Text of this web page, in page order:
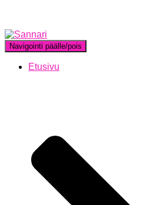
Navigointi päälle/pois
Etusivu